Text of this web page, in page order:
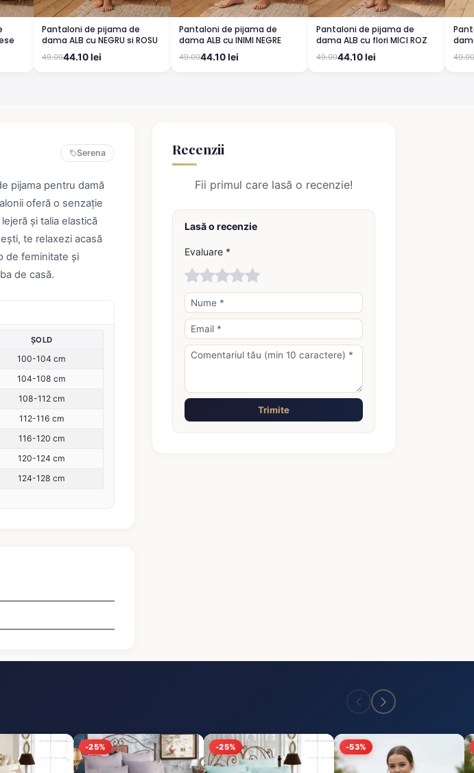
Pantaloni de pijama de
dama ALB cu NEGRU si ROSU
49.0044.10 lei
Pantaloni de pijama de
dama ALB cu INIMI NEGRE
49.0044.10 lei
Pantaloni de pijama de
dama ALB cu flori MICI ROZ
49.0044.10 lei 49.00
Serena
pijama pentru damă
oferă o senzație
și talia elastică
te relaxezi acasă
de feminitate și
de casă.
ȘOLD
100-104 cm
104-108 cm
108-112 cm
112-116 cm
116-120 cm
120-124 cm
124-128 cm
Recenzii
Fii primul care lasă o recenzie!
Lasă o recenzie
Evaluare *
Trimite
-25% -25% -53%